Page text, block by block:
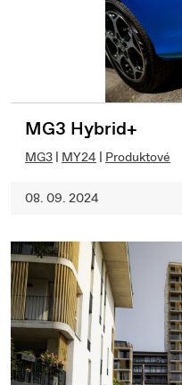
MG3 Hybrid+
MG3 | MY24 | Produktové
08. 09. 2024